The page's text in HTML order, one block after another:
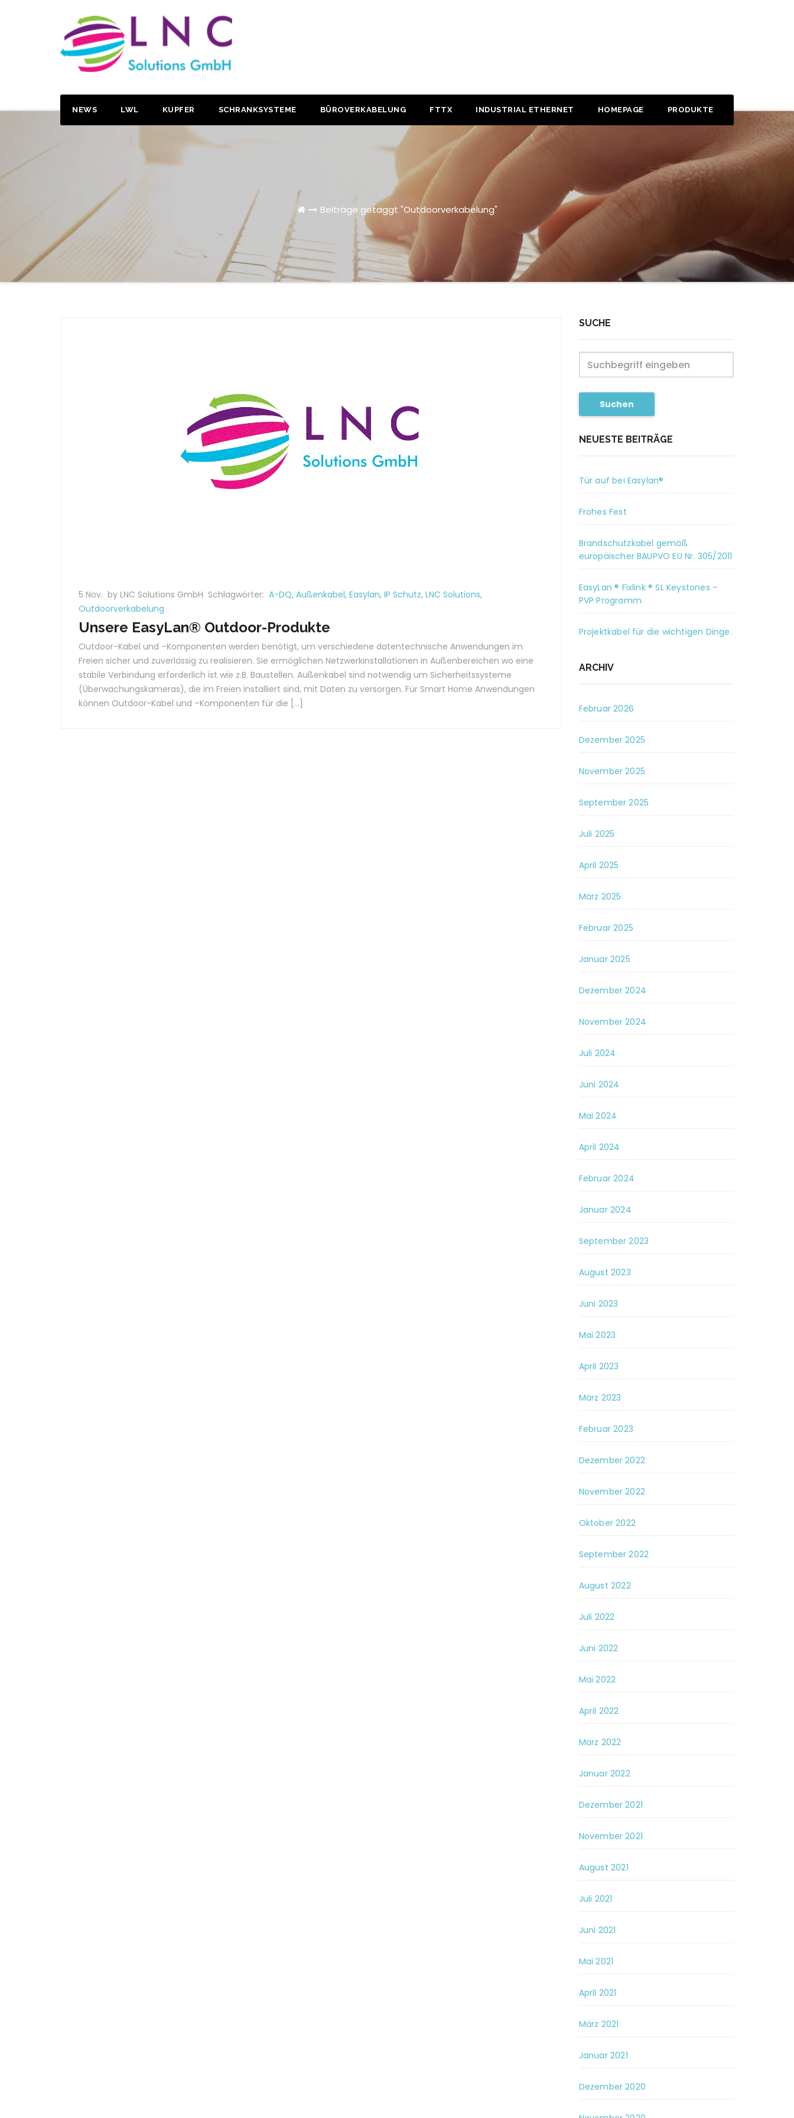
NEWS LWL KUPFER SCHRANKSYSTEME BÜROVERKABELUNG FTTX INDUSTRIAL ETHERNET HOMEPAGE PRODUKTE
Beiträge getaggt "Outdoorverkabelung"
5 Nov. by LNC Solutions GmbH Schlagwörter: A-DQ, Außenkabel, Easylan, IP Schutz, LNC Solutions,
Outdoorverkabelung
Unsere EasyLan® Outdoor-Produkte
Outdoor-Kabel und –Komponenten werden benötigt, um verschiedene datentechnische Anwendungen im
Freien sicher und zuverlässig zu realisieren. Sie ermöglichen Netzwerkinstallationen in Außenbereichen wo eine
stabile Verbindung erforderlich ist wie z.B. Baustellen. Außenkabel sind notwendig um Sicherheitssysteme
(Überwachungskameras), die im Freien installiert sind, mit Daten zu versorgen. Für Smart Home Anwendungen
können Outdoor-Kabel und –Komponenten für die […]
SUCHE
Suchen
NEUESTE BEITRÄGE
Tür auf bei Easylan®
Frohes Fest
Brandschutzkabel gemäß
europäischer BAUPVO EU Nr. 305/2011
EasyLan ® Fixlink ® SL Keystones –
PVP Programm.
Projektkabel für die wichtigen Dinge.
ARCHIV
Februar 2026
Dezember 2025
November 2025
September 2025
Juli 2025
April 2025
März 2025
Februar 2025
Januar 2025
Dezember 2024
November 2024
Juli 2024
Juni 2024
Mai 2024
April 2024
Februar 2024
Januar 2024
September 2023
August 2023
Juni 2023
Mai 2023
April 2023
März 2023
Februar 2023
Dezember 2022
November 2022
Oktober 2022
September 2022
August 2022
Juli 2022
Juni 2022
Mai 2022
April 2022
März 2022
Januar 2022
Dezember 2021
November 2021
August 2021
Juli 2021
Juni 2021
Mai 2021
April 2021
März 2021
Januar 2021
Dezember 2020